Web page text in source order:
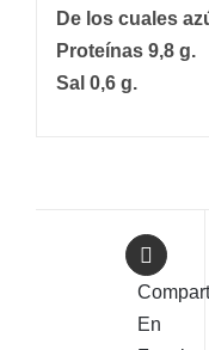
De los cuales
Proteínas 9,8 g.
Sal 0,6 g.
En